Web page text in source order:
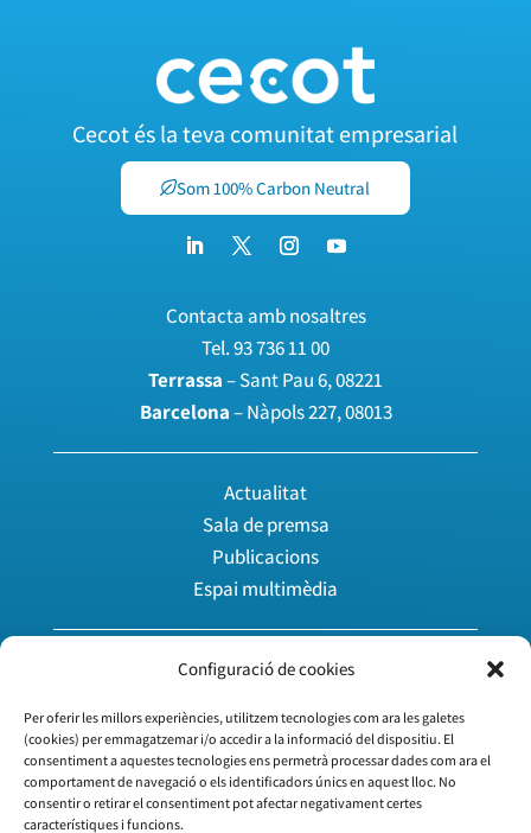
Configuració de cookies
Per oferir les millors experiències, utilitzem tecnologies com ara les galetes
(cookies) per emmagatzemar i/o accedir a la informació del dispositiu. El
consentiment a aquestes tecnologies ens permetrà processar dades com ara el
comportament de navegació o els identificadors únics en aquest lloc. No
consentir o retirar el consentiment pot afectar negativament certes
característiques i funcions.
Cecot és la teva comunitat empresarial
Som 100% Carbon Neutral
Contacta amb nosaltres
Tel.93 736 11 00
Terrassa– Sant Pau 6, 08221
Barcelona– Nàpols 227, 08013
Actualitat
Sala de premsa
Publicacions
Espai multimèdia
Agenda
Treballa amb nosaltres
Vull associar-me